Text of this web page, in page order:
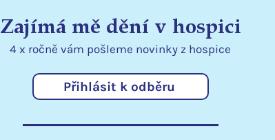
Eutanazie? Jako
péče říkáme: Ne!
Zajímá mě dění v hospici
4 x ročně vám pošleme novinky z hospice
Přihlásit k odběru